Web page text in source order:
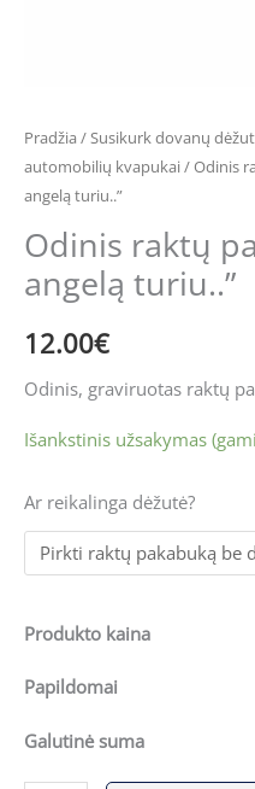
Pradžia /Susikurk dovanų
automobilių kvapukai/ Odinis
angelą turiu..”
Odinis raktų
angelą turiu..”
12.00€
Odinis, graviruotas raktų
Išankstinis užsakymas
Ar reikalinga dėžutė?
Produkto kaina
Papildomai
Galutinė suma